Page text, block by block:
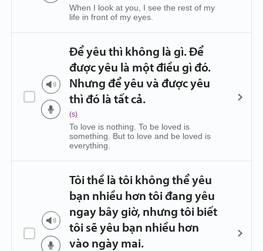
When I look at you, I see the rest of my
life in front of my eyes.
Để yêu thì không là gì. Để
được yêu là một điều gì đó.
Nhưng để yêu và được yêu
thì đó là tất cả.
(s)
To love is nothing. To be loved is
something. But to love and be loved is
everything.
Tôi thề là tôi không thể yêu
bạn nhiều hơn tôi đang yêu
ngay bây giờ, nhưng tôi biết
tôi sẽ yêu bạn nhiều hơn
vào ngày mai.